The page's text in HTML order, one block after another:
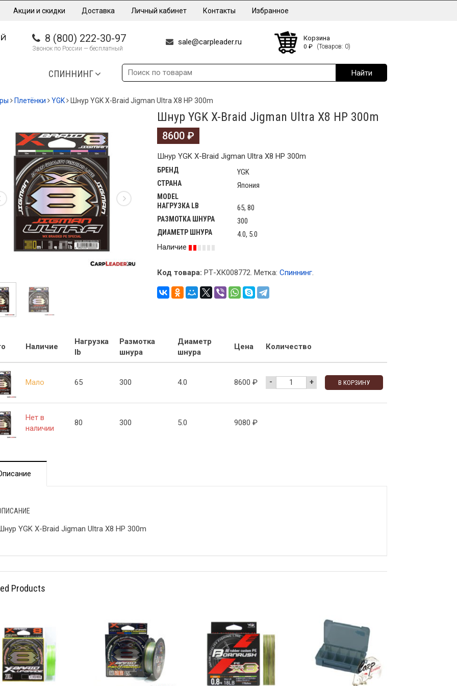
Акции и скидки Доставка Личный кабинет Контакты Избранное
8 (800) 222-30-97
Звонок по России — бесплатный
sale@carpleader.ru Корзина
0 ₽ (Товаров: 0)
СПИННИНГ
Плетёнки YGK Шнур YGK X-Braid Jigman Ultra X8 HP 300m
Шнур YGK X-Braid Jigman Ultra X8 HP 300m
8600 ₽
Шнур YGK X-Braid Jigman Ultra X8 HP 300m
БРЕНД YGK
СТРАНА Япония
MODEL
НАГРУЗКА LB
65, 80
РАЗМОТКА ШНУРА 300
ДИАМЕТР ШНУРА
4.0, 5.0
Наличие
Код товара: РТ-ХК008772. Метка: Спиннинг.
Наличие
Нагрузка
lb
Размотка
шнура
Диаметр
шнура
Цена Количество
Мало 65 300 4.0 8600 ₽ - + В КОРЗИНУ
Нет в
наличии
80 300 5.0 9080 ₽
YGK X-Braid Jigman Ultra X8 HP 300m
Products